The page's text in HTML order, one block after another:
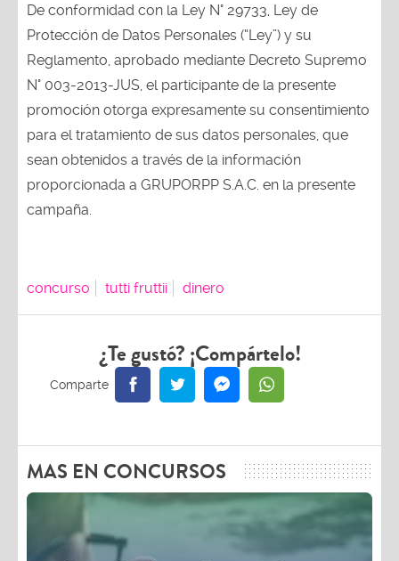
De conformidad con la Ley N° 29733, Ley de
Protección de Datos Personales (“Ley”) y su
Reglamento, aprobado mediante Decreto Supremo
N° 003-2013-JUS, el participante de la presente
promoción otorga expresamente su consentimiento
para el tratamiento de sus datos personales, que
sean obtenidos a través de la información
proporcionada a GRUPORPP S.A.C. en la presente
campaña.
concurso tutti fruttii dinero
¿Te gustó? ¡Compártelo!
MAS EN CONCURSOS